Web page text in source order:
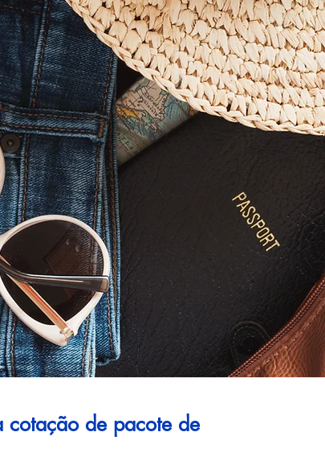
cotação de pacote de